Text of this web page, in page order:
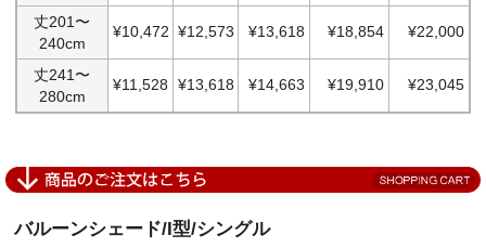
丈201〜
240cm
¥10,472 ¥12,573 ¥13,618 ¥18,854 ¥22,000
丈241〜
280cm
¥11,528 ¥13,618 ¥14,663 ¥19,910 ¥23,045
バルーンシェード/I型/シングル